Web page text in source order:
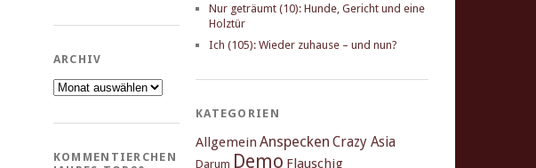
ARCHIV
Archiv
KOMMENTIERCHEN
Nur geträumt (10): Hunde, Gericht und eine
Holztür
Ich (105): Wieder zuhause – und nun?
KATEGORIEN
Allgemein Anspecken Crazy Asia
Darum Demo Flauschig